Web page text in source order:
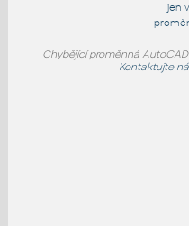
jen
Chybějící proměnná
Kontaktujte